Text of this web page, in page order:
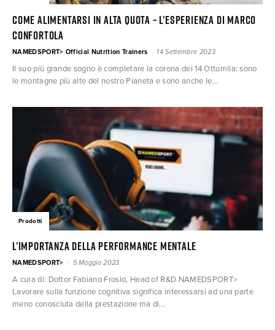
Come alimentarsi in alta quota – l’esperienza di Marco
Confortola
NAMEDSPORT> Official Nutrition Trainers - 14 Settembre 2023
Il suo più grande sogno è completare la corona dei 14 Ottomila: sono
le montagne più alte del nostro Pianeta e sono anche le...
Prodotti
L’IMPORTANZA DELLA PERFORMANCE MENTALE
NAMEDSPORT> - 5 Maggio 2023
A cura di: Dottor Fabiano Frosio, Head of R&D NAMEDSPORT>
Lavorare sulla funzione cognitiva significa interessarsi ad una parte
meno conosciuta della prestazione ma di...